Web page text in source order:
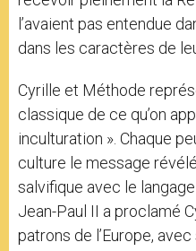
l’avaient pas entendue
dans les caractères de
Cyrille et Méthode
classique de ce qu’on
inculturation ». Chaque
culture le message
salvifique avec le
Jean-Paul II a proclamé
patrons de l’Europe, avec